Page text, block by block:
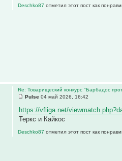
Deschko87 отметил этот пост как
Re: Товарищеский конкурс "Барбадос
Pulse 04 май 2026, 16:42
https://vfliga.net/
Теркс и Кайкос
Deschko87 отметил этот пост как